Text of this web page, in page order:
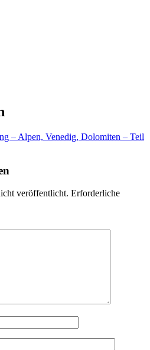
– Alpen, Venedig, Dolomiten – Teil
veröffentlicht. Erforderliche